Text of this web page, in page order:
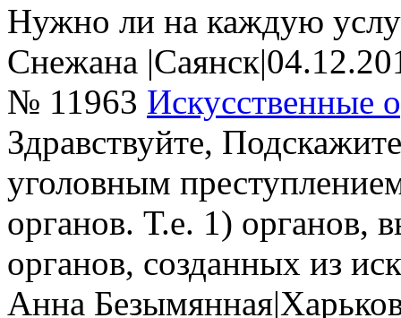
Нужно ли на каждую
Снежана |Саянск|
№ 11963 Искусственные
Здравствуйте,
уголовным
органов. Т.е. 1) органов,
органов, созданных из
Анна Безымянная|